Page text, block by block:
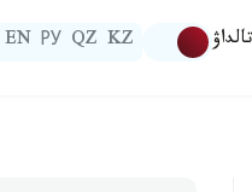
تالداۋ KZ
QZ
РУ
EN